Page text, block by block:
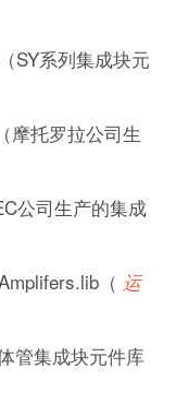
SY系列集成块元
摩托罗拉公司生
公司生产的集成
（ 运
管集成块元件库